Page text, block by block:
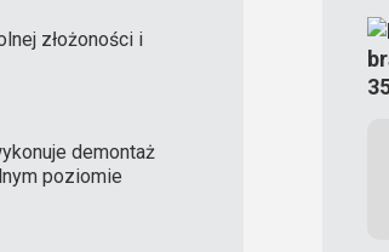
złożoności i
demontaż
poziomie